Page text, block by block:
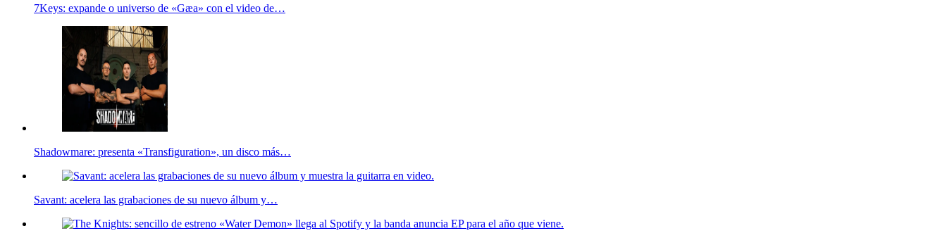
7Keys: expande o universo de «Gæa» con el video de…
Shadowmare: presenta «Transfiguration», un disco más…
Savant: acelera las grabaciones de su nuevo álbum y…